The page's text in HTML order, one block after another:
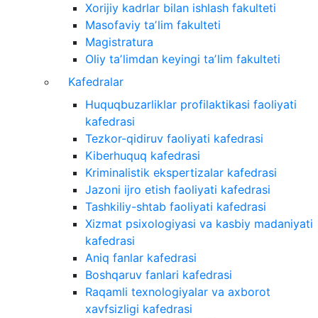
Xorijiy kadrlar bilan ishlash fakulteti
Masofaviy taʼlim fakulteti
Magistratura
Oliy taʼlimdan keyingi taʼlim fakulteti
Kafedralar
Huquqbuzarliklar profilaktikasi faoliyati
kafedrasi
Tezkor-qidiruv faoliyati kafedrasi
Kiberhuquq kafedrasi
Kriminalistik ekspertizalar kafedrasi
Jazoni ijro etish faoliyati kafedrasi
Tashkiliy-shtab faoliyati kafedrasi
Xizmat psixologiyasi va kasbiy madaniyati
kafedrasi
Aniq fanlar kafedrasi
Boshqaruv fanlari kafedrasi
Raqamli texnologiyalar va axborot
xavfsizligi kafedrasi